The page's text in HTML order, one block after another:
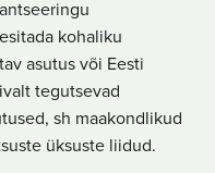
kohaliku
asutus või Eesti
tegutsevad
sh maakondlikud
üksuste liidud.